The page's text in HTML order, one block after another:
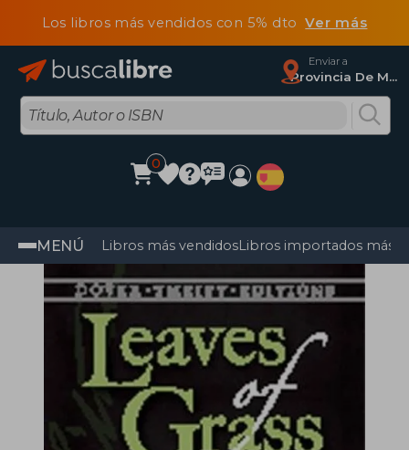
Los libros más vendidos con 5% dtoVer más
Enviar a
Provincia De Madrid
0
MENÚ Libros más vendidosLibros importados más